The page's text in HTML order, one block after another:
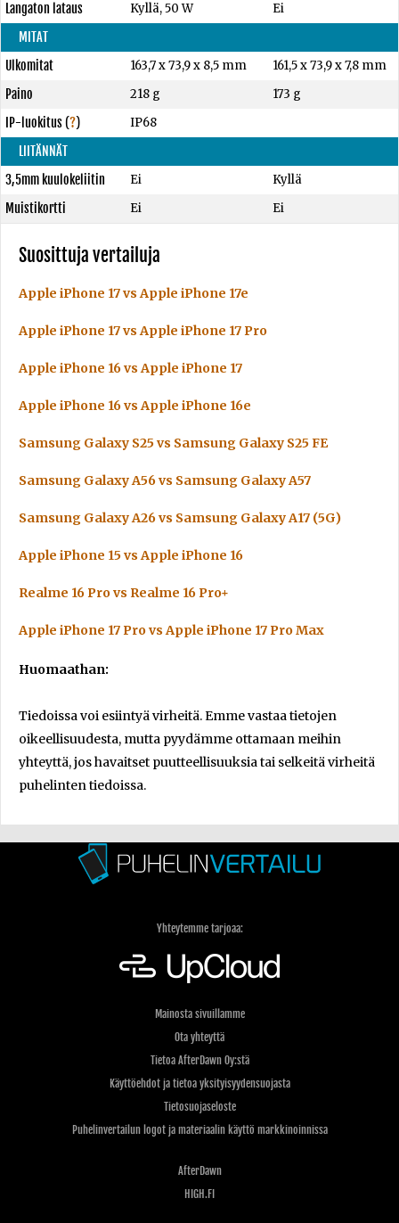
Langaton lataus
Kyllä, 50 W
Ei
MITAT
Ulkomitat
163,7 x 73,9 x 8,5 mm
161,5 x 73,9 x 7,8 mm
Paino
218 g
173 g
IP-luokitus(?)
IP68
LIITÄNNÄT
3,5mm kuulokeliitin
Ei
Kyllä
Muistikortti
Ei Ei
Suosittuja vertailuja
Apple iPhone 17 vs Apple iPhone 17e
Apple iPhone 17 vs Apple iPhone 17 Pro
Apple iPhone 16 vs Apple iPhone 17
Apple iPhone 16 vs Apple iPhone 16e
Samsung Galaxy S25 vs Samsung Galaxy S25 FE
Samsung Galaxy A56 vs Samsung Galaxy A57
Samsung Galaxy A26 vs Samsung Galaxy A17 (5G)
Apple iPhone 15 vs Apple iPhone 16
Realme 16 Pro vs Realme 16 Pro+
Apple iPhone 17 Pro vs Apple iPhone 17 Pro Max
Huomaathan:
Tiedoissa voi esiintyä virheitä. Emme vastaa tietojen
oikeellisuudesta, mutta pyydämme ottamaan meihin
yhteyttä, jos havaitset puutteellisuuksia tai selkeitä virheitä
puhelinten tiedoissa.
Yhteytemme tarjoaa:
Mainosta sivuillamme
Ota yhteyttä
Tietoa AfterDawn Oy:stä
Käyttöehdot ja tietoa yksityisyydensuojasta
Tietosuojaseloste
Puhelinvertailun logot ja materiaalin käyttö markkinoinnissa
AfterDawn
HIGH.FI